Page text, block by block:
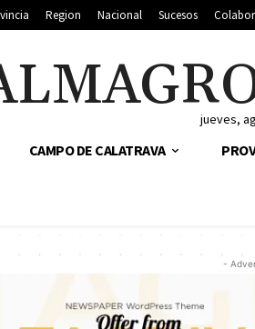
Region Nacional Sucesos
jueves,
CAMPO DE CALATRAVA
-